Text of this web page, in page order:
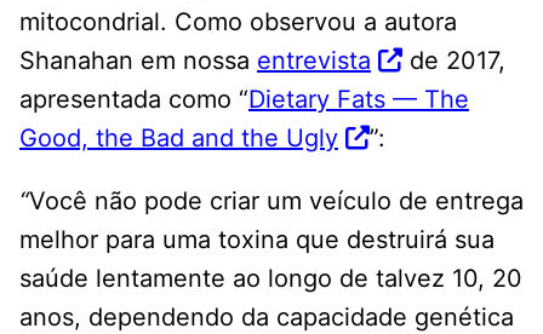
mitocondrial. Como observou a autora
Shanahan em nossa entrevista
de 2017,
apresentada como “Dietary Fats — The
Good, the Bad and the Ugly
”:
“Você não pode criar um veículo de entrega
melhor para uma toxina que destruirá sua
saúde lentamente ao longo de talvez 10, 20
anos, dependendo da capacidade genética